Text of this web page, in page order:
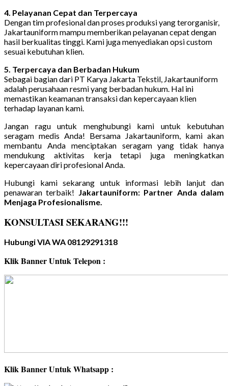
4. Pelayanan Cepat dan Terpercaya
Dengan tim profesional dan proses produksi yang terorganisir,
Jakartauniform mampu memberikan pelayanan cepat dengan
hasil berkualitas tinggi. Kami juga menyediakan opsi custom
sesuai kebutuhan klien.
5. Terpercaya dan Berbadan Hukum
Sebagai bagian dari PT Karya Jakarta Tekstil, Jakartauniform
adalah perusahaan resmi yang berbadan hukum. Hal ini
memastikan keamanan transaksi dan kepercayaan klien
terhadap layanan kami.
Jangan ragu untuk menghubungi kami untuk kebutuhan
seragam medis Anda! Bersama Jakartauniform, kami akan
membantu Anda menciptakan seragam yang tidak hanya
mendukung aktivitas kerja tetapi juga meningkatkan
kepercayaan diri profesional Anda.
Hubungi kami sekarang untuk informasi lebih lanjut dan
penawaran terbaik! Jakartauniform: Partner Anda dalam
Menjaga Profesionalisme.
KONSULTASI SEKARANG!!!
Hubungi VIA WA 08129291318
Klik Banner Untuk Telepon :
Klik Banner Untuk Whatsapp :